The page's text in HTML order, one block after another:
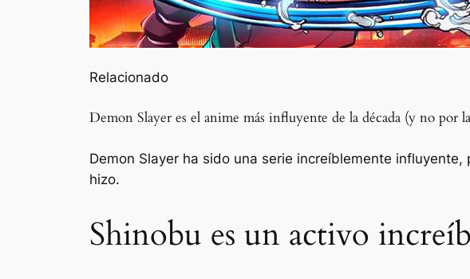
Relacionado
Demon Slayer es el anime más influyente de la década (y no por
Demon Slayer ha sido una serie increíblemente
hizo.
Shinobu es un activo